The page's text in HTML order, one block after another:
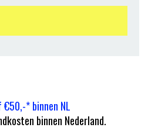
* binnen NL
binnen Nederland.